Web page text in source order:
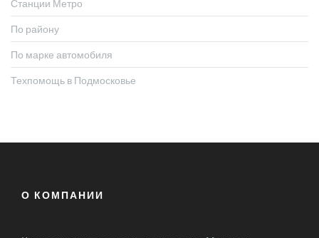
Станции Метро
По району
По марке автомобиля
Техпомощь в Подмосковье
О КОМПАНИИ